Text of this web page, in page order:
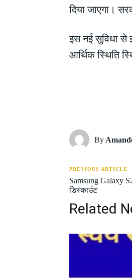
दिया जाएगा।
इस नई सुविधा से
आर्थिक स्थिति
By
PREVIOUS ARTICLE
Samsung Galaxy
डिस्काउंट
Related